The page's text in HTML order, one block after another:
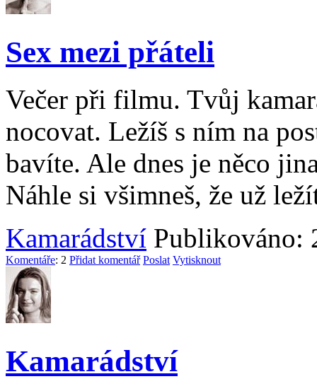
Sex mezi přáteli
Večer při filmu. Tvůj
nocovat. Ležíš s ním na
bavíte. Ale dnes je něco
Náhle si všimneš, že už
Kamarádství Publikováno:
Komentáře: 2 Přidat komentář Poslat Vytisknout
Kamarádství